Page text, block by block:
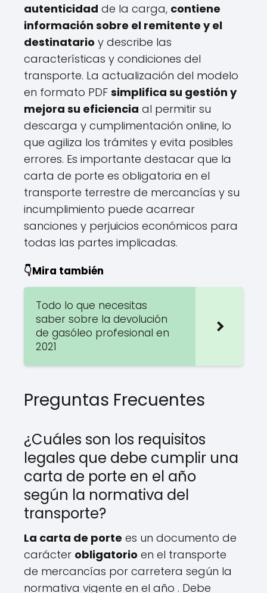
autenticidad de la carga, contiene
información sobre el remitente y el
destinatario y describe las
características y condiciones del
transporte. La actualización del modelo
en formato PDF simplifica su gestión y
mejora su eficiencia al permitir su
descarga y cumplimentación online, lo
que agiliza los trámites y evita posibles
errores. Es importante destacar que la
carta de porte es obligatoria en el
transporte terrestre de mercancías y su
incumplimiento puede acarrear
sanciones y perjuicios económicos para
todas las partes implicadas.
👇Mira también
Todo lo que necesitas
saber sobre la devolución
de gasóleo profesional en
2021
Preguntas Frecuentes
¿Cuáles son los requisitos
legales que debe cumplir una
carta de porte en el año
según la normativa del
transporte?
La carta de porte es un documento de
carácter obligatorio en el transporte
de mercancías por carretera según la
normativa vigente en el año . Debe